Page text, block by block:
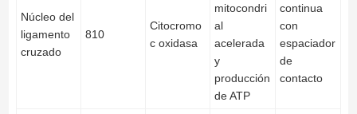
Núcleo del
ligamento
cruzado
810
Citocromo
c oxidasa
mitocondri
al
acelerada
y
producción
de ATP
continua
con
espaciador
de
contacto